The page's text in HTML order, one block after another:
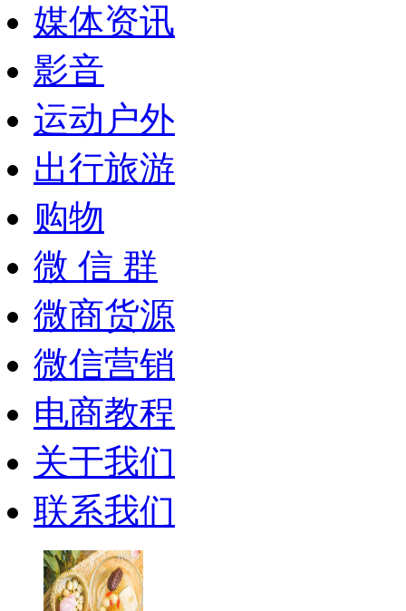
媒体资讯
影音
运动户外
出行旅游
购物
微 信 群
微商货源
微信营销
电商教程
关于我们
联系我们